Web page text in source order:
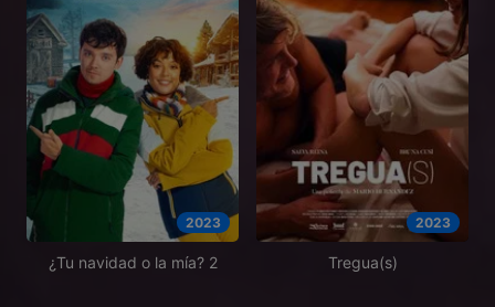
2023
¿Tu navidad o la mía? 2
2023
Tregua(s)